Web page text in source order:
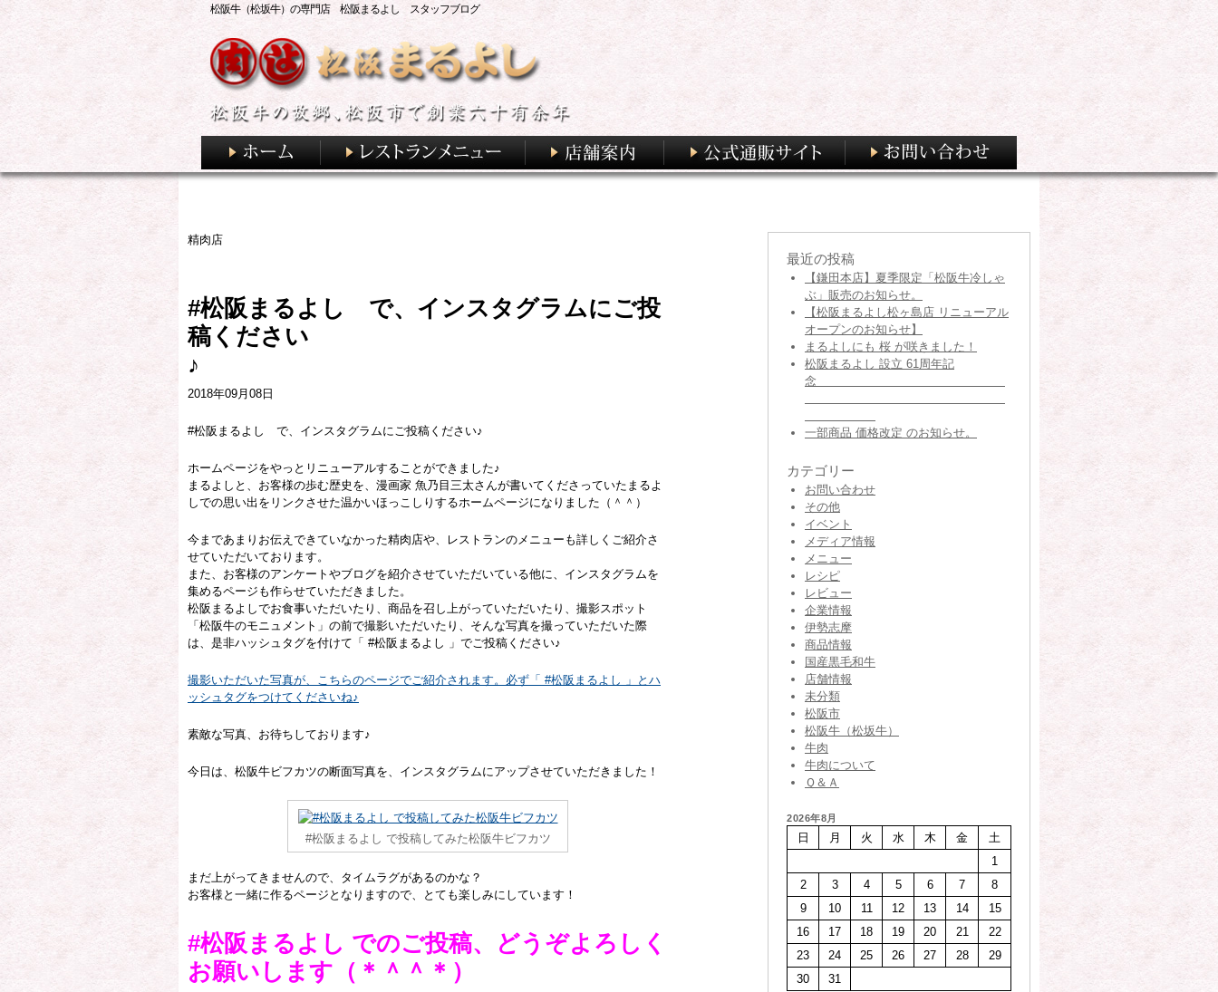
松阪牛（松坂牛）の専門店 松阪まるよし スタッフブログ
精肉店
#松阪まるよし で、インスタグラムにご投
稿ください
♪
2018年09月08日
#松阪まるよし で、インスタグラムにご投稿ください♪
ホームページをやっとリニューアルすることができました♪
まるよしと、お客様の歩む歴史を、漫画家 魚乃目三太さんが書いてくださっていたまるよ
しでの思い出をリンクさせた温かいほっこしりするホームページになりました（＾＾）
今まであまりお伝えできていなかった精肉店や、レストランのメニューも詳しくご紹介さ
せていただいております。
また、お客様のアンケートやブログを紹介させていただいている他に、インスタグラムを
集めるページも作らせていただきました。
松阪まるよしでお食事いただいたり、商品を召し上がっていただいたり、撮影スポット
「松阪牛のモニュメント」の前で撮影いただいたり、そんな写真を撮っていただいた際
は、是非ハッシュタグを付けて「 #松阪まるよし 」でご投稿ください♪
撮影いただいた写真が、こちらのページでご紹介されます。必ず「 #松阪まるよし 」とハ
ッシュタグをつけてくださいね♪
素敵な写真、お待ちしております♪
今日は、松阪牛ビフカツの断面写真を、インスタグラムにアップさせていただきました！
#松阪まるよし で投稿してみた松阪牛ビフカツ
まだ上がってきませんので、タイムラグがあるのかな？
お客様と一緒に作るページとなりますので、とても楽しみにしています！
#松阪まるよし でのご投稿、どうぞよろしく
お願いします（＊＾＾＊）
最近の投稿
【鎌田本店】夏季限定「松阪牛冷しゃ
ぶ」販売のお知らせ。
【松阪まるよし松ヶ島店 リニューアル
オープンのお知らせ】
まるよしにも 桜 が咲きました！
松阪まるよし 設立 61周年記
念
一部商品 価格改定 のお知らせ。
カテゴリー
お問い合わせ
その他
イベント
メディア情報
メニュー
レシピ
レビュー
企業情報
伊勢志摩
商品情報
国産黒毛和牛
店舗情報
未分類
松阪市
松阪牛（松坂牛）
牛肉
牛肉について
Ｑ＆Ａ
2026年8月
日 月 火 水 木 金
土
1
2
3 4 5 6 7
8
9
10 11 12 13 14
15
16
17 18 19 20 21
22
23
24 25 26 27 28
29
30
31